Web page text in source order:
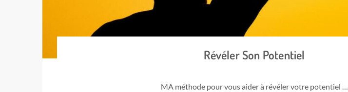
Révéler Son Potentiel
MA méthode pour vous aider à révéler votre potentiel …